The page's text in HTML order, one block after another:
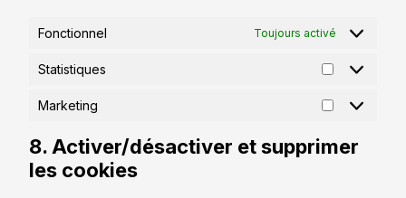
Fonctionnel Toujours activé
Statistiques
Marketing
8. Activer/désactiver et supprimer
les cookies